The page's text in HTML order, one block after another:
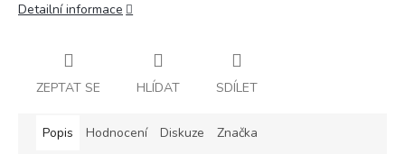
Detailní informace
ZEPTAT SE HLÍDAT SDÍLET
Popis Hodnocení Diskuze Značka